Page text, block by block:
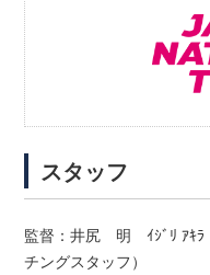
スタッフ
監督：井尻 明 ｲｼﾞﾘ ｱｷﾗ
チングスタッフ）